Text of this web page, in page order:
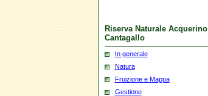
Riserva Naturale Acquerino
Cantagallo
In generale
Natura
Fruizione e Mappa
Gestione